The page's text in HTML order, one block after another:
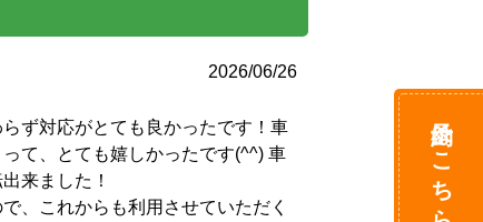
2026/06/26
ず対応がとても良かったです！車
て、とても嬉しかったです(^^) 車
来ました！
、これからも利用させていただく
予約はこちら